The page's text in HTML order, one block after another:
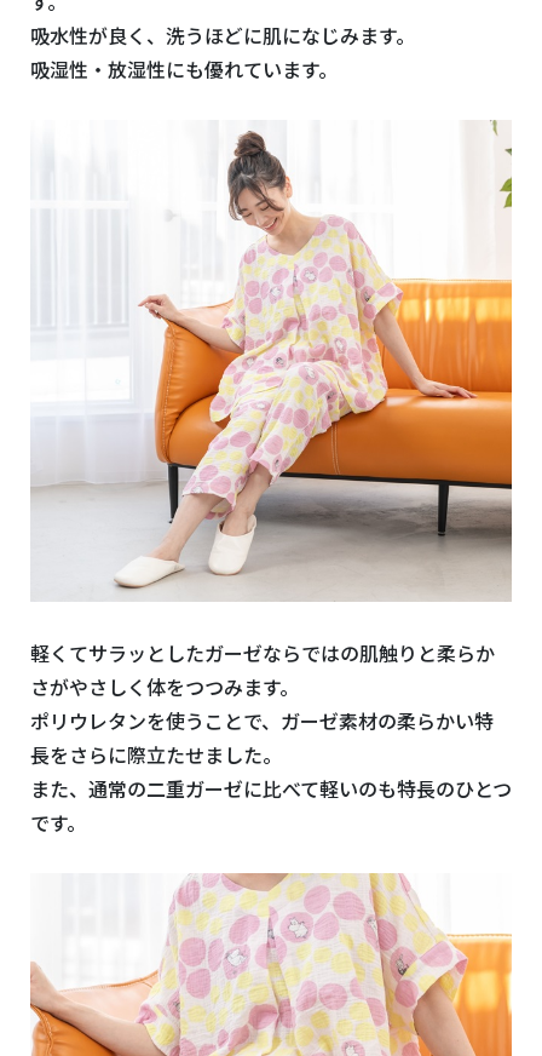
吸水性が良く、洗うほどに肌になじみます。
吸湿性・放湿性にも優れています。
軽くてサラッとしたガーゼならではの肌触りと柔らか
さがやさしく体をつつみます。
ポリウレタンを使うことで、ガーゼ素材の柔らかい特
長をさらに際立たせました。
また、通常の二重ガーゼに比べて軽いのも特長のひとつ
です。